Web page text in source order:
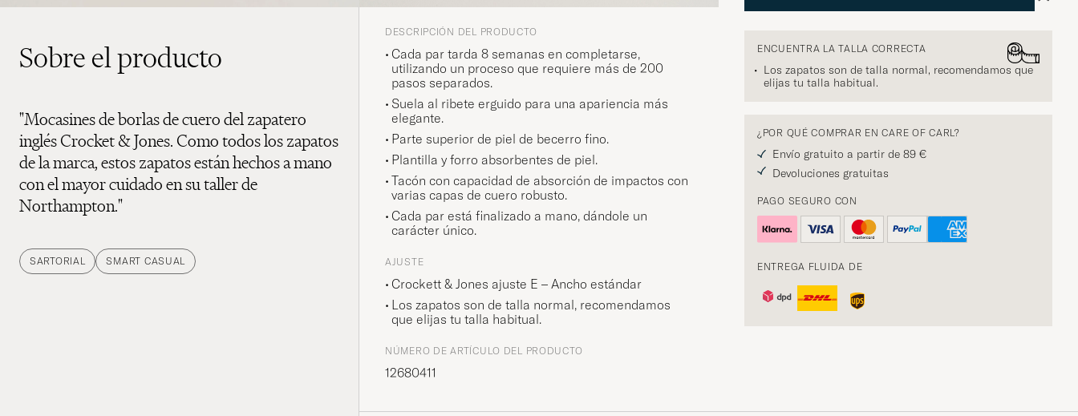
ENCUENTRA LA TALLA CORRECTA
Los zapatos son de talla normal, recomendamos que
elijas tu talla habitual.
¿POR QUÉ COMPRAR EN CARE OF CARL?
Envío gratuito a partir de 89 €
Devoluciones gratuitas
PAGO SEGURO CON
ENTREGA FLUIDA DE
Sobre el producto
"Mocasines de borlas de cuero del zapatero
inglés Crocket & Jones. Como todos los zapatos
de la marca, estos zapatos están hechos a mano
con el mayor cuidado en su taller de
Northampton."
SARTORIAL SMART CASUAL
DESCRIPCIÓN DEL PRODUCTO
Cada par tarda 8 semanas en completarse,
utilizando un proceso que requiere más de 200
pasos separados.
Suela al ribete erguido para una apariencia más
elegante.
Parte superior de piel de becerro fino.
Plantilla y forro absorbentes de piel.
Tacón con capacidad de absorción de impactos con
varias capas de cuero robusto.
Cada par está finalizado a mano, dándole un
carácter único.
AJUSTE
Crockett & Jones ajuste E – Ancho estándar
Los zapatos son de talla normal, recomendamos
que elijas tu talla habitual.
NÚMERO DE ARTÍCULO DEL PRODUCTO
12680411